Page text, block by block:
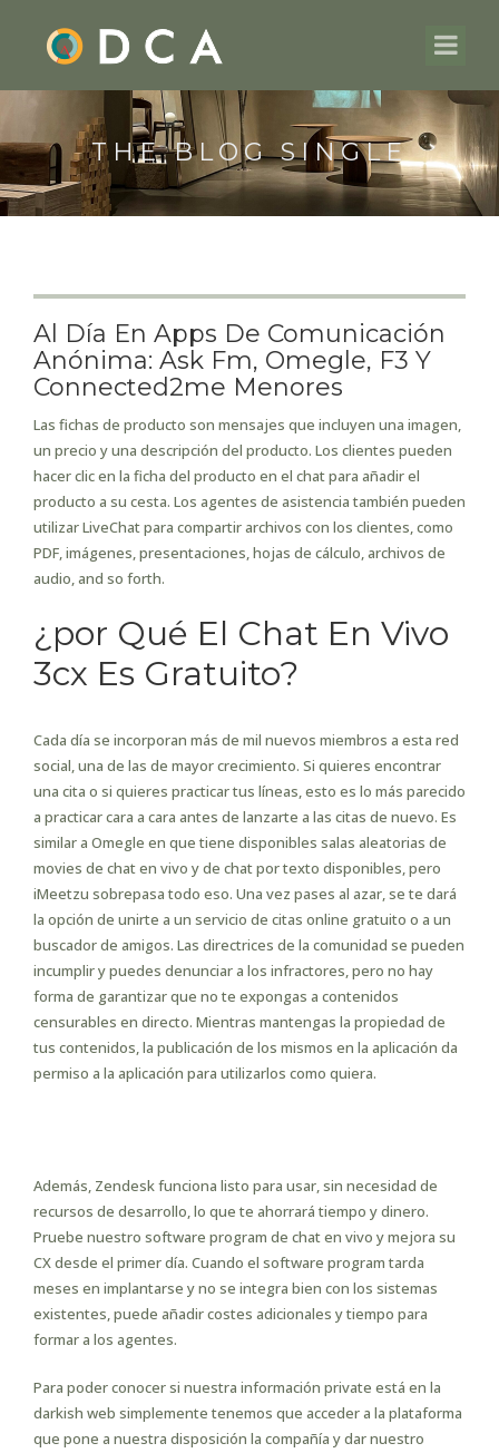
THE BLOG SINGLE
Al Día En Apps De Comunicación
Anónima: Ask Fm, Omegle, F3 Y
Connected2me Menores
Las fichas de producto son mensajes que incluyen una imagen,
un precio y una descripción del producto. Los clientes pueden
hacer clic en la ficha del producto en el chat para añadir el
producto a su cesta. Los agentes de asistencia también pueden
utilizar LiveChat para compartir archivos con los clientes, como
PDF, imágenes, presentaciones, hojas de cálculo, archivos de
audio, and so forth.
¿por Qué El Chat En Vivo
3cx Es Gratuito?
Cada día se incorporan más de mil nuevos miembros a esta red
social, una de las de mayor crecimiento. Si quieres encontrar
una cita o si quieres practicar tus líneas, esto es lo más parecido
a practicar cara a cara antes de lanzarte a las citas de nuevo. Es
similar a Omegle en que tiene disponibles salas aleatorias de
movies de chat en vivo y de chat por texto disponibles, pero
iMeetzu sobrepasa todo eso. Una vez pases al azar, se te dará
la opción de unirte a un servicio de citas online gratuito o a un
buscador de amigos. Las directrices de la comunidad se pueden
incumplir y puedes denunciar a los infractores, pero no hay
forma de garantizar que no te expongas a contenidos
censurables en directo. Mientras mantengas la propiedad de
tus contenidos, la publicación de los mismos en la aplicación da
permiso a la aplicación para utilizarlos como quiera.
Además, Zendesk funciona listo para usar, sin necesidad de
recursos de desarrollo, lo que te ahorrará tiempo y dinero.
Pruebe nuestro software program de chat en vivo y mejora su
CX desde el primer día. Cuando el software program tarda
meses en implantarse y no se integra bien con los sistemas
existentes, puede añadir costes adicionales y tiempo para
formar a los agentes.
Para poder conocer si nuestra información private está en la
darkish web simplemente tenemos que acceder a la plataforma
que pone a nuestra disposición la compañía y dar nuestro